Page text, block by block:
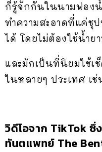
ก็รู้จักกันในนามฟอง
ทำความสะอาดที่แค่ชุ
ได้ โดยไม่ต้องใช้น้ำย
และมักเป็นที่นิยมใช้เ
ในหลายๆ ประเทศ เ
วิดีโอจาก TikTok
ทันตแพทย์ The